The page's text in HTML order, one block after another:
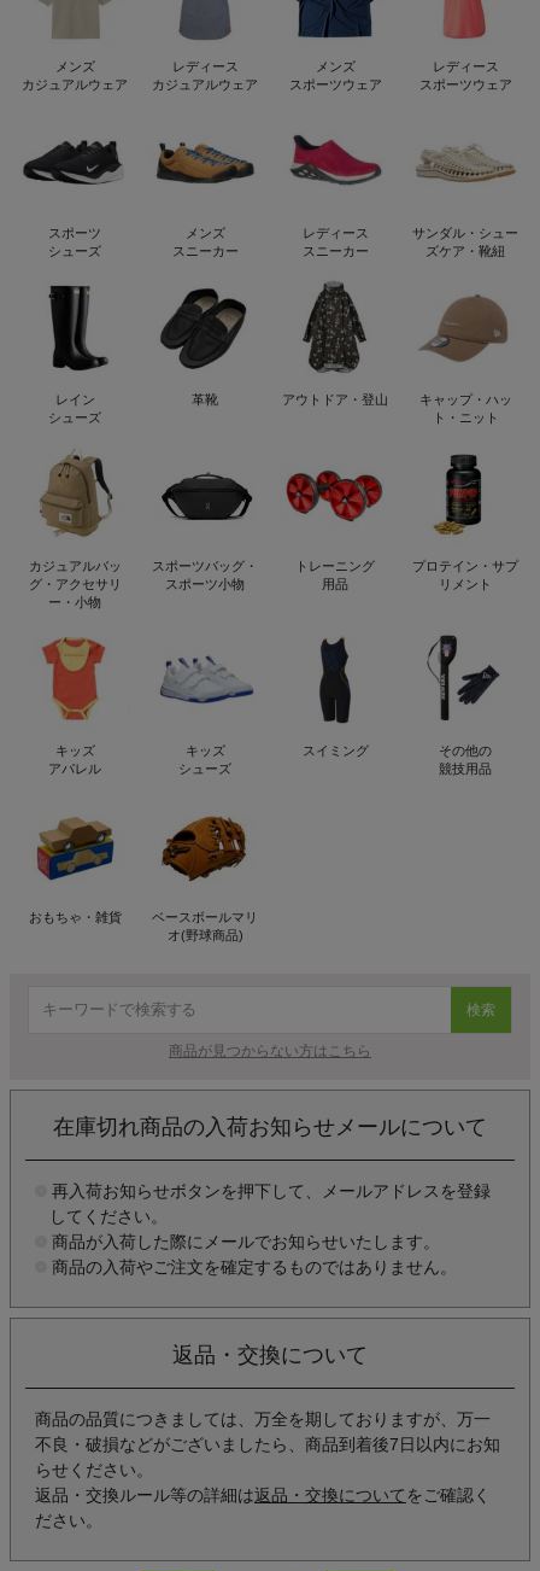
メンズ
カジュアルウェア
レディース
カジュアルウェア
メンズ
スポーツウェア
レディース
スポーツウェア
スポーツ
シューズ
メンズ
スニーカー
レディース
スニーカー
サンダル・シュー
ズケア・靴紐
レイン
シューズ
革靴 アウトドア・登山
キャップ・ハッ
ト・ニット
カジュアルバッ
グ・アクセサリ
ー・小物
スポーツバッグ・
スポーツ小物
トレーニング
用品
プロテイン・サプ
リメント
キッズ
アパレル
キッズ
シューズ
スイミング
その他の
競技用品
おもちゃ・雑貨
ベースボールマリ
オ(野球商品)
検索
商品が見つからない方はこちら
在庫切れ商品の入荷お知らせメールについて
再入荷お知らせボタンを押下して、メールアドレスを登録
してください。
商品が入荷した際にメールでお知らせいたします。
商品の入荷やご注文を確定するものではありません。
返品・交換について
商品の品質につきましては、万全を期しておりますが、万一
不良・破損などがございましたら、商品到着後7日以内にお知
らせください。
返品・交換ルール等の詳細は返品・交換について をご確認く
ださい。